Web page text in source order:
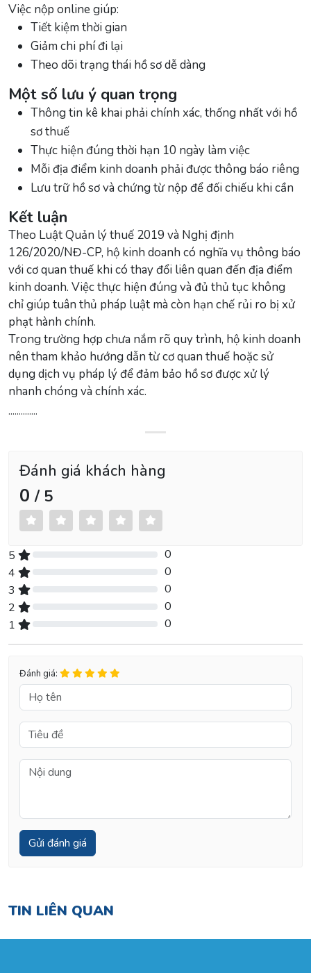
Việc nộp online giúp:
Tiết kiệm thời gian
Giảm chi phí đi lại
Theo dõi trạng thái hồ sơ dễ dàng
Một số lưu ý quan trọng
Thông tin kê khai phải chính xác, thống nhất với hồ
sơ thuế
Thực hiện đúng thời hạn 10 ngày làm việc
Mỗi địa điểm kinh doanh phải được thông báo riêng
Lưu trữ hồ sơ và chứng từ nộp để đối chiếu khi cần
Kết luận
Theo Luật Quản lý thuế 2019 và Nghị định
126/2020/NĐ-CP, hộ kinh doanh có nghĩa vụ thông báo
với cơ quan thuế khi có thay đổi liên quan đến địa điểm
kinh doanh. Việc thực hiện đúng và đủ thủ tục không
chỉ giúp tuân thủ pháp luật mà còn hạn chế rủi ro bị xử
phạt hành chính.
Trong trường hợp chưa nắm rõ quy trình, hộ kinh doanh
nên tham khảo hướng dẫn từ cơ quan thuế hoặc sử
dụng dịch vụ pháp lý để đảm bảo hồ sơ được xử lý
nhanh chóng và chính xác.
..............
Đánh giá khách hàng
0 / 5
5
0
4
0
3
0
2
0
1
0
Đánh giá:
TIN LIÊN QUAN